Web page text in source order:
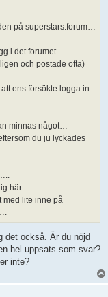
på superstars.forum…
i det forumet…
och postade ofta)
ens försökte logga in
minnas något…
du ju lyckades
här….
med lite inne på
det också. Är du nöjd
hel uppsats som svar?
inte?